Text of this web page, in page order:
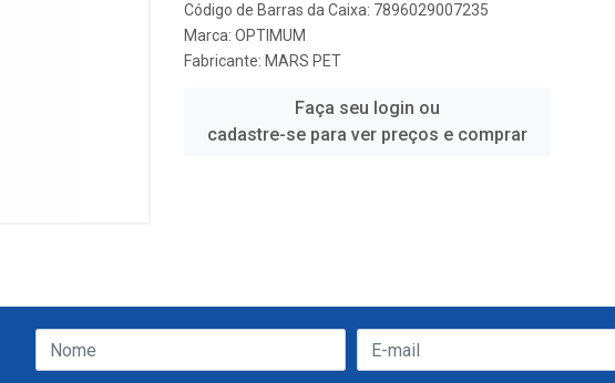
Código de Barras da Caixa: 7896029007235
Marca: OPTIMUM
Fabricante: MARS PET
Faça seu login ou
cadastre-se para ver preços e comprar